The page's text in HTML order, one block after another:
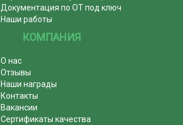
Документация по ОТ под ключ
Наши работы
КОМПАНИЯ
О нас
Отзывы
Наши награды
Контакты
Вакансии
Сертификаты качества